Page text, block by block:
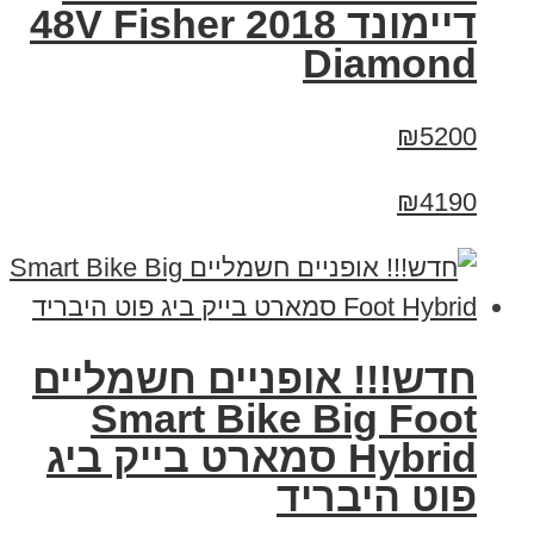
דיימונד 2018 48V Fisher
Diamond
₪5200
₪4190
חדש!!! אופניים חשמליים
Smart Bike Big Foot
Hybrid סמארט בייק ביג
פוט היבריד